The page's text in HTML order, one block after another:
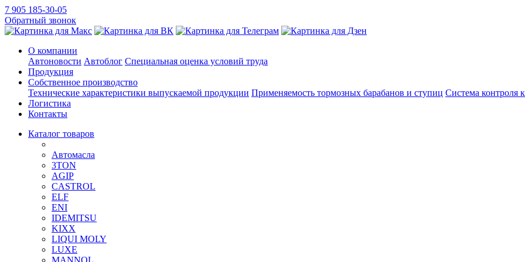
7 905 185-30-05
Обратный звонок
О компании
Автоновости Автоблог Специальная оценка условий труда
Продукция
Собственное производство
Технические характеристики выпускаемой продукции Применяемость тормозных барабанов и ступиц Система контроля
Логистика
Контакты
Каталог товаров
Автомасла
3TON
AGIP
CASTROL
ELF
ENI
IDEMITSU
KIXX
LIQUI MOLY
LUXE
MANNOL